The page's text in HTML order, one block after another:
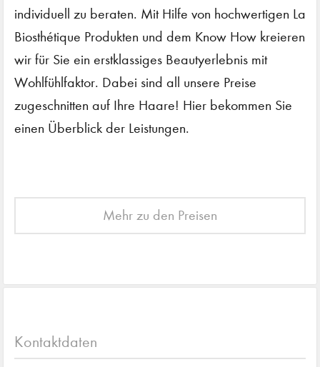
individuell zu beraten. Mit Hilfe von hochwertigen La
Biosthétique Produkten und dem Know How kreieren
wir für Sie ein erstklassiges Beautyerlebnis mit
Wohlfühlfaktor. Dabei sind all unsere Preise
zugeschnitten auf Ihre Haare! Hier bekommen Sie
einen Überblick der Leistungen.
Mehr zu den Preisen
Kontaktdaten